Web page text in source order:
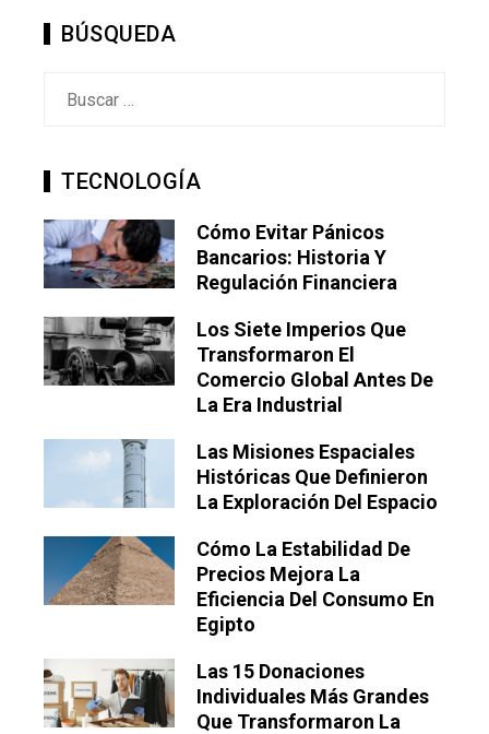
BÚSQUEDA
TECNOLOGÍA
Cómo Evitar Pánicos
Bancarios: Historia Y
Regulación Financiera
Los Siete Imperios Que
Transformaron El
Comercio Global Antes De
La Era Industrial
Las Misiones Espaciales
Históricas Que Definieron
La Exploración Del Espacio
Cómo La Estabilidad De
Precios Mejora La
Eficiencia Del Consumo En
Egipto
Las 15 Donaciones
Individuales Más Grandes
Que Transformaron La